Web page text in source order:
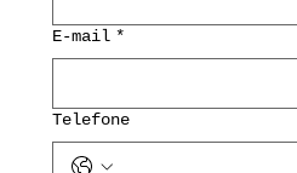
E-mail *
Telefone